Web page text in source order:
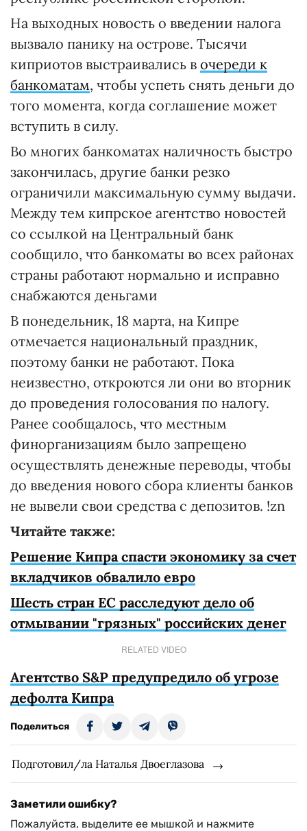
На выходных новость о введении налога
вызвало панику на острове. Тысячи
киприотов выстраивались в очереди к
банкоматам, чтобы успеть снять деньги до
того момента, когда соглашение может
вступить в силу.
Во многих банкоматах наличность быстро
закончилась, другие банки резко
ограничили максимальную сумму выдачи.
Между тем кипрское агентство новостей
со ссылкой на Центральный банк
сообщило, что банкоматы во всех районах
страны работают нормально и исправно
снабжаются деньгами
В понедельник, 18 марта, на Кипре
отмечается национальный праздник,
поэтому банки не работают. Пока
неизвестно, откроются ли они во вторник
до проведения голосования по налогу.
Ранее сообщалось, что местным
финорганизациям было запрещено
осуществлять денежные переводы, чтобы
до введения нового сбора клиенты банков
не вывели свои средства с депозитов. !zn
Читайте также:
Решение Кипра спасти экономику за счет
вкладчиков обвалило евро
Шесть стран ЕС расследуют дело об
отмывании "грязных" российских денег
RELATED VIDEO
Агентство S&P предупредило об угрозе
дефолта Кипра
Поделиться
Подготовил/ла Наталья Двоеглазова
Заметили ошибку?
Пожалуйста, выделите ее мышкой и нажмите